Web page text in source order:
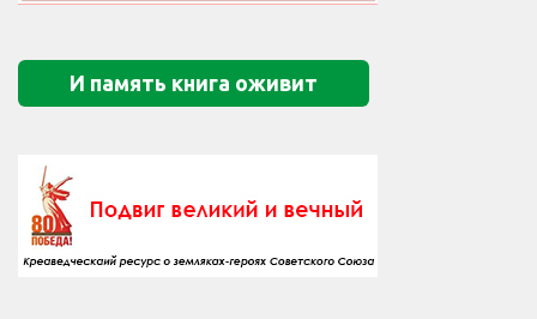
И память книга оживит